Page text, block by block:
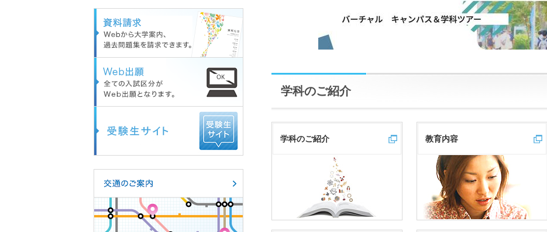
学科のご紹介
学科のご紹介 教育内容